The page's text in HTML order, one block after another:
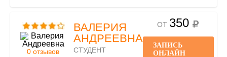
0 отзывов
ВАЛЕРИЯ
АНДРЕЕВНА
СТУДЕНТ
ОТ 350
ЗАПИСЬ
ОНЛАЙН